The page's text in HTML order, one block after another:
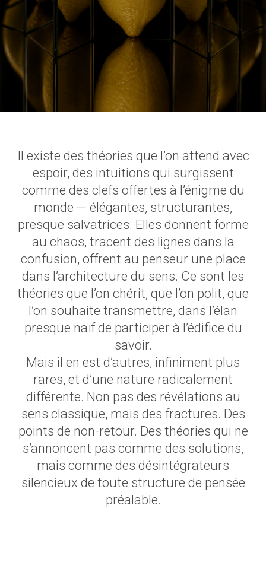
Il existe des théories que l’on attend avec
espoir, des intuitions qui surgissent
comme des clefs offertes à l’énigme du
monde — élégantes, structurantes,
presque salvatrices. Elles donnent forme
au chaos, tracent des lignes dans la
confusion, offrent au penseur une place
dans l’architecture du sens. Ce sont les
théories que l’on chérit, que l’on polit, que
l’on souhaite transmettre, dans l’élan
presque naïf de participer à l’édifice du
savoir.
Mais il en est d’autres, infiniment plus
rares, et d’une nature radicalement
différente. Non pas des révélations au
sens classique, mais des fractures. Des
points de non-retour. Des théories qui ne
s’annoncent pas comme des solutions,
mais comme des désintégrateurs
silencieux de toute structure de pensée
préalable.